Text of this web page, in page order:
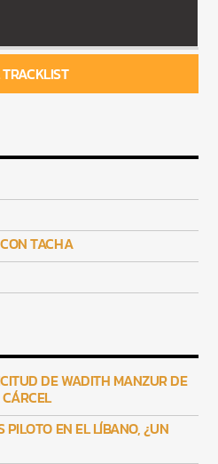
TACHA
DE WADITH MANZUR DE
EN EL LÍBANO, ¿UN